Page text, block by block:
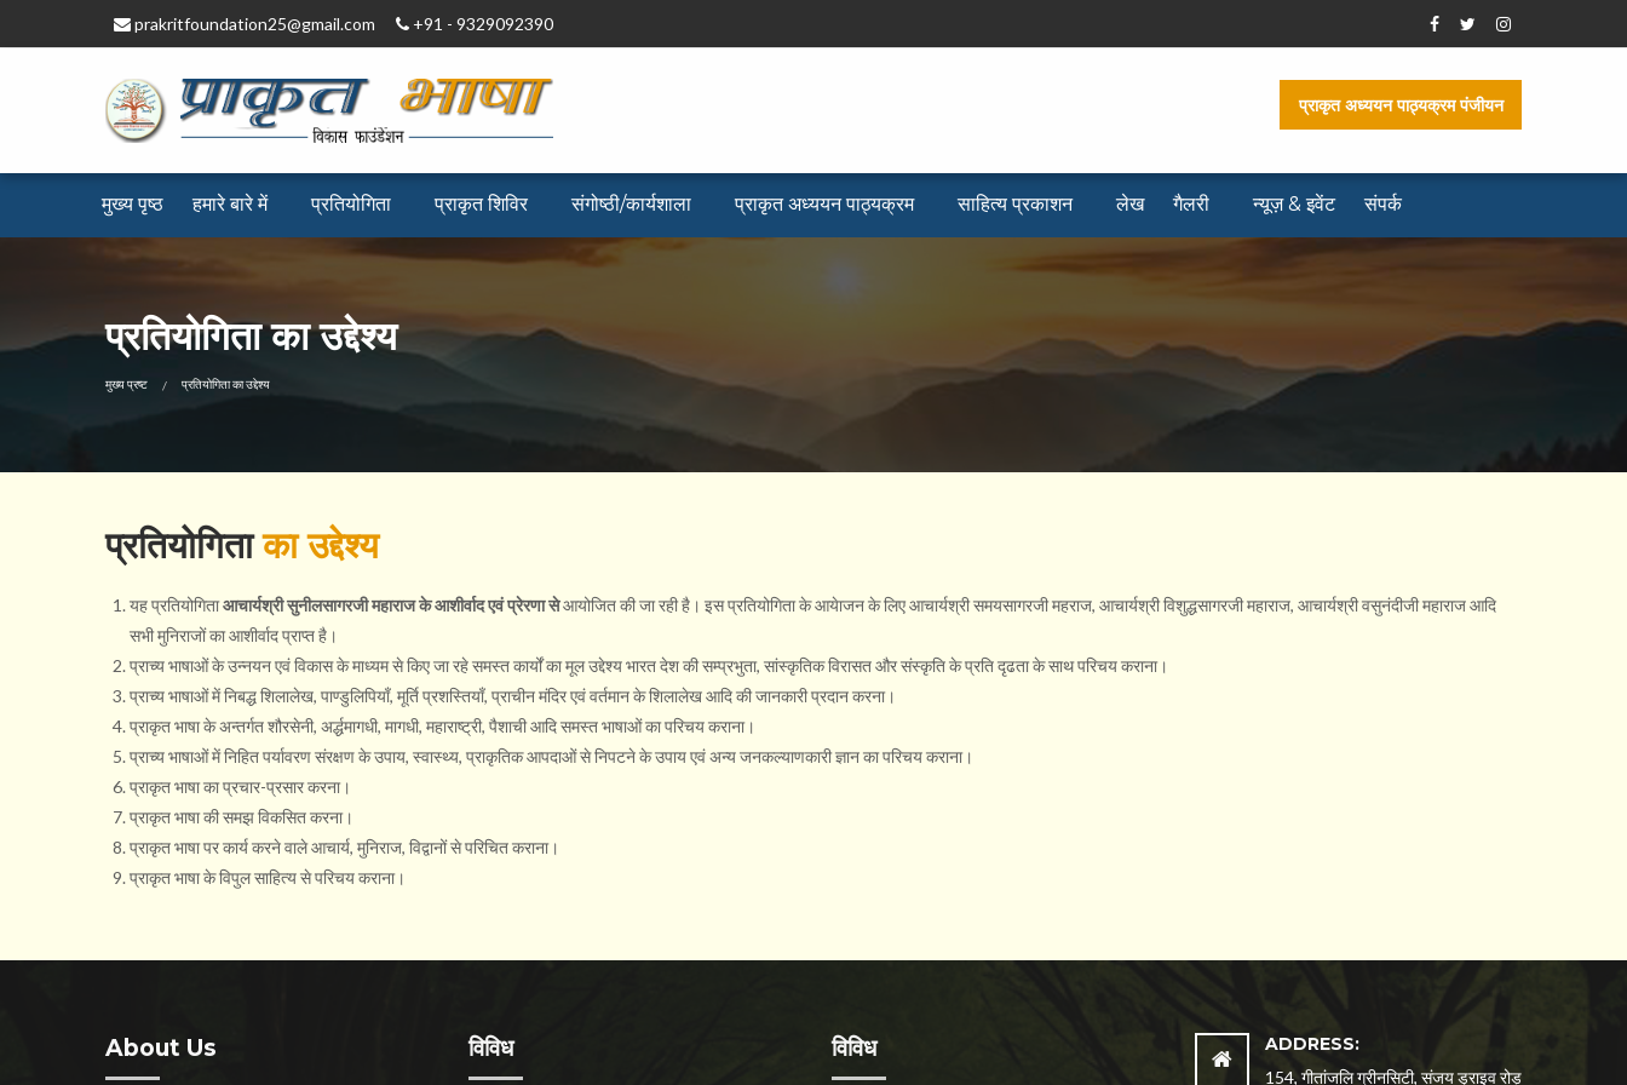
prakritfoundation25@gmail.com +91 - 9329092390
प्राकृत अध्ययन पाठ्यक्रम पंजीयन
मुख्य पृष्ठ हमारे बारे में प्रतियोगिता प्राकृत ​शिविर संगोष्ठी/कार्यशाला प्राकृत अध्ययन पाठ्यक्रम साहित्य प्रकाशन लेख गैलरी न्यूज़ & इवेंट संपर्क
प्रतियोगिता का उद्देश्य
मुख्य प्रष्ट CURRENT:
प्रतियोगिता का उद्देश्य
प्रतियोगिताका उद्देश्य
यह प्रतियोगिताआचार्यश्री सुनीलसागरजी महाराज के आशीर्वाद एवं प्रेरणा सेआयोजित की जा रही है। इस प्रतियोगिता के आयेाजन के लिए आचार्यश्री समयसागरजी महराज, आचार्यश्री विशुद्धसागरजी महाराज, आचार्यश्री वसुनंदीजी महाराज आदि
सभी मुनिराजों का आशीर्वाद प्राप्त है।
प्राच्य भाषाओं के उन्नयन एवं विकास के माध्यम से किए जा रहे समस्त कार्यों का मूल उद्देश्य भारत देश की सम्प्रभुता, सांस्कृतिक विरासत और संस्कृति के प्रति दृढता के साथ परिचय कराना।
​प्राच्य भाषाओं में निबद्ध ​शिलालेख, पाण्डुलिपियाँ, मूर्ति प्र​श​स्तियाँ, प्राचीन मंदिर एवं वर्तमान के ​शिलालेख आदि की जानकारी प्रदान करना।
प्राकृत भाषा के अन्तर्गत शौरसेनी, अर्द्धमागधी, मागधी, महाराष्ट्री, पैशाची आदि समस्त भाषाओं का परिचय कराना।
प्राच्य भाषाओं में निहित पर्यावरण संरक्षण के उपाय, स्वास्थ्य, प्राकृतिक आपदाओं से निपटने के उपाय एवं अन्य जनकल्याणकारी ज्ञान का परिचय कराना।
प्राकृत भाषा का प्रचार-प्रसार करना।
प्राकृत भाषा की समझ विकसित करना।
प्राकृत भाषा पर कार्य करने वाले आचार्य, मुनिराज, विद्वानों से परिचित कराना।
प्राकृत भाषा के विपुल साहित्य से परिचय कराना।
About Us विविध विविध ADDRESS:
154, गीतांजलि ग्रीनसिटी, संजय ड्राइव रोड़